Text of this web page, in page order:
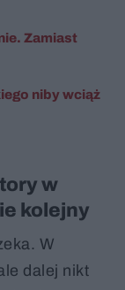
Zamiast
niby wciąż
w
kolejny
W
dalej nikt